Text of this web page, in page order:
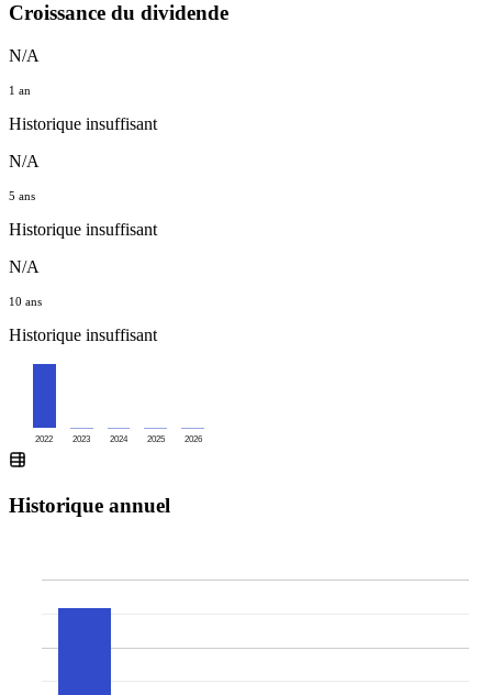
Croissance du dividende
N/A
1 an
Historique insuffisant
N/A
5 ans
Historique insuffisant
N/A
10 ans
Historique insuffisant
2022 2023 2024 2025 2026
Historique annuel